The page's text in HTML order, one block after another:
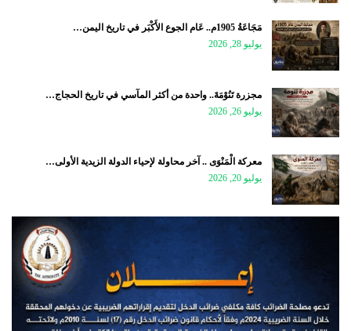
مَجَاعَةُ 1905م.. عَام الجوع الأَكْبَر في تاريخ اليمن…
يوليو 28, 2026
مجزرة تَنُوْمَةَ.. واحدة من أكثر المآسي في تاريخ الحجاج…
يوليو 26, 2026
معركة الْمَنْوَى .. آخر محاولة لإحياء الدولة الزيدية الأولى…
يوليو 20, 2026